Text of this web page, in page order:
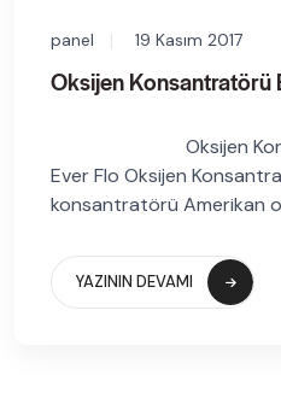
panel 19 Kasım 2017
Oksijen Konsantratörü
Oksijen
Ever Flo Oksijen
konsantratörü Amerikan
YAZININ DEVAMI